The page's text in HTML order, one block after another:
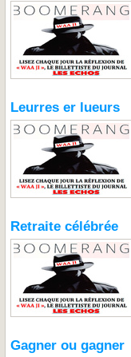
Leurres er lueurs
Retraite célébrée
Gagner ou gagner